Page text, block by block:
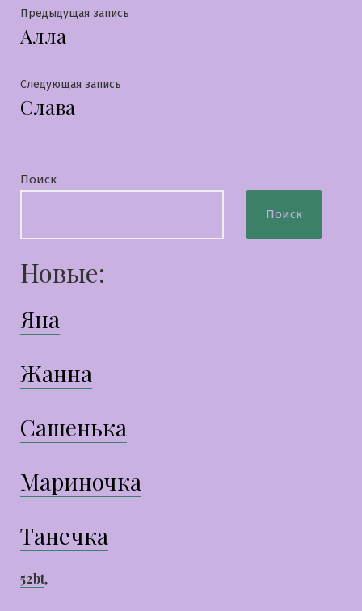
Навигация
по
записям
Предыдущая запись
Алла
Следующая запись
Слава
Поиск
Поиск
Новые:
Яна
Жанна
Сашенька
Мариночка
Танечка
52bt,